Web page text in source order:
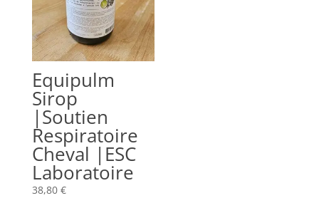
Equipulm
Sirop
|Soutien
Respiratoire
Cheval |ESC
Laboratoire
38,80 €